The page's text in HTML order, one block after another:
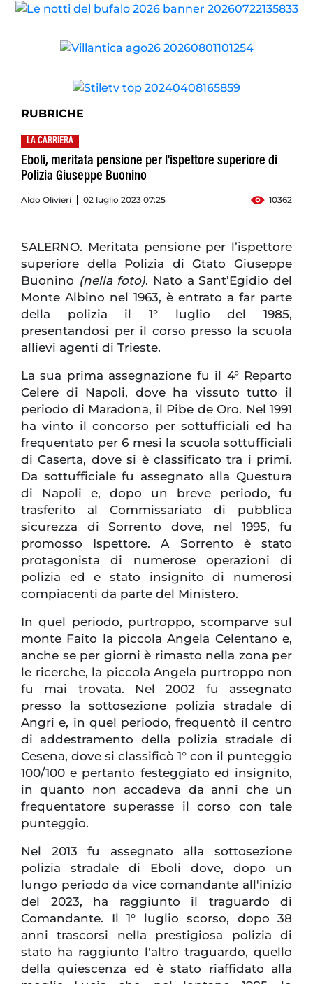
RUBRICHE
LA CARRIERA
Eboli, meritata pensione per l'ispettore superiore di
Polizia Giuseppe Buonino
Aldo Olivieri 02 luglio 2023 07:25 10362
SALERNO. Meritata pensione per l’ispettore
superiore della Polizia di Gtato Giuseppe
Buonino (nella foto). Nato a Sant’Egidio del
Monte Albino nel 1963, è entrato a far parte
della polizia il 1° luglio del 1985,
presentandosi per il corso presso la scuola
allievi agenti di Trieste.
La sua prima assegnazione fu il 4° Reparto
Celere di Napoli, dove ha vissuto tutto il
periodo di Maradona, il Pibe de Oro. Nel 1991
ha vinto il concorso per sottufficiali ed ha
frequentato per 6 mesi la scuola sottufficiali
di Caserta, dove si è classificato tra i primi.
Da sottufficiale fu assegnato alla Questura
di Napoli e, dopo un breve periodo, fu
trasferito al Commissariato di pubblica
sicurezza di Sorrento dove, nel 1995, fu
promosso Ispettore. A Sorrento è stato
protagonista di numerose operazioni di
polizia ed e stato insignito di numerosi
compiacenti da parte del Ministero.
In quel periodo, purtroppo, scomparve sul
monte Faito la piccola Angela Celentano e,
anche se per giorni è rimasto nella zona per
le ricerche, la piccola Angela purtroppo non
fu mai trovata. Nel 2002 fu assegnato
presso la sottosezione polizia stradale di
Angri e, in quel periodo, frequentò il centro
di addestramento della polizia stradale di
Cesena, dove si classificò 1° con il punteggio
100/100 e pertanto festeggiato ed insignito,
in quanto non accadeva da anni che un
frequentatore superasse il corso con tale
punteggio.
Nel 2013 fu assegnato alla sottosezione
polizia stradale di Eboli dove, dopo un
lungo periodo da vice comandante all'inizio
del 2023, ha raggiunto il traguardo di
Comandante. Il 1° luglio scorso, dopo 38
anni trascorsi nella prestigiosa polizia di
stato ha raggiunto l'altro traguardo, quello
della quiescenza ed è stato riaffidato alla